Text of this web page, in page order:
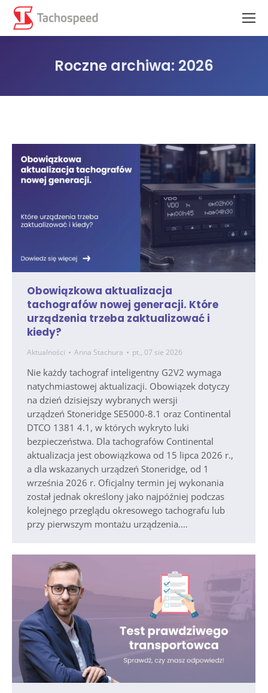
Roczne archiwa: 2026
Obowiązkowa aktualizacja
tachografów nowej generacji. Które
urządzenia trzeba zaktualizować i
kiedy?
Aktualności Anna Stachura pt., 07 sie 2026
Nie każdy tachograf inteligentny G2V2 wymaga
natychmiastowej aktualizacji. Obowiązek dotyczy
na dzień dzisiejszy wybranych wersji
urządzeń Stoneridge SE5000-8.1 oraz Continental
DTCO 1381 4.1, w których wykryto luki
bezpieczeństwa. Dla tachografów Continental
aktualizacja jest obowiązkowa od 15 lipca 2026 r.,
a dla wskazanych urządzeń Stoneridge, od 1
września 2026 r. Oficjalny termin jej wykonania
został jednak określony jako najpóźniej podczas
kolejnego przeglądu okresowego tachografu lub
przy pierwszym montażu urządzenia.…